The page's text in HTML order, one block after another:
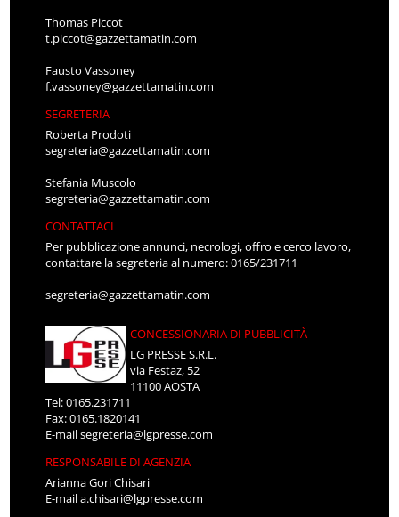
Thomas Piccot
t.piccot@gazzettamatin.com
Fausto Vassoney
f.vassoney@gazzettamatin.com
SEGRETERIA
Roberta Prodoti
segreteria@gazzettamatin.com
Stefania Muscolo
segreteria@gazzettamatin.com
CONTATTACI
Per pubblicazione annunci, necrologi, offro e cerco lavoro,
contattare la segreteria al numero: 0165/231711
segreteria@gazzettamatin.com
CONCESSIONARIA DI PUBBLICITÀ
LG PRESSE S.R.L.
via Festaz, 52
11100 AOSTA
Tel: 0165.231711
Fax: 0165.1820141
E-mailsegreteria@lgpresse.com
RESPONSABILE DI AGENZIA
Arianna Gori Chisari
E-maila.chisari@lgpresse.com